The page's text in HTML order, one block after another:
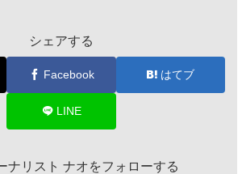
シェアする
Facebook はてブ
LINE
ナリスト ナオをフォローする